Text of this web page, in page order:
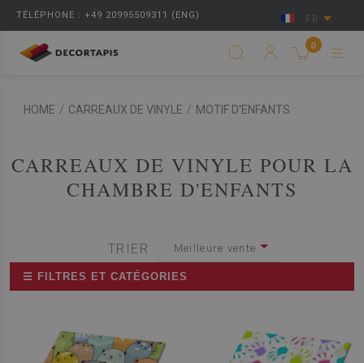
TÉLÉPHONE : +49 20995509311 (ENG) FR
0
HOME / CARREAUX DE VINYLE / MOTIF D'ENFANTS
CARREAUX DE VINYLE POUR LA
CHAMBRE D'ENFANTS
TRIER : Meilleure vente
☰ FILTRES ET CATÉGORIES